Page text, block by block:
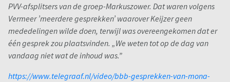
PVV-afsplitsers van de groep-Markuszower. Dat waren volgens
Vermeer ’meerdere gesprekken’ waarover Keijzer geen
mededelingen wilde doen, terwijl was overeengekomen dat er
één gesprek zou plaatsvinden. „We weten tot op de dag van
vandaag niet wat de inhoud was.”
https://www.telegraaf.nl/video/bbb-gesprekken-van-mona-